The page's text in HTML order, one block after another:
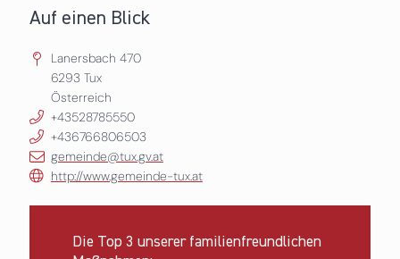
Auf einen Blick
Lanersbach 470
6293 Tux
Österreich
+43528785550
+436766806503
gemeinde@tux.gv.at
http://www.gemeinde-tux.at
Die Top 3 unserer familienfreundlichen